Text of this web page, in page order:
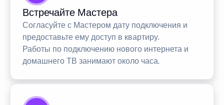
Встречайте Мастера
Согласуйте с Мастером дату подключения и
предоставьте ему доступ в квартиру.
Работы по подключению нового интернета и
домашнего ТВ занимают около часа.